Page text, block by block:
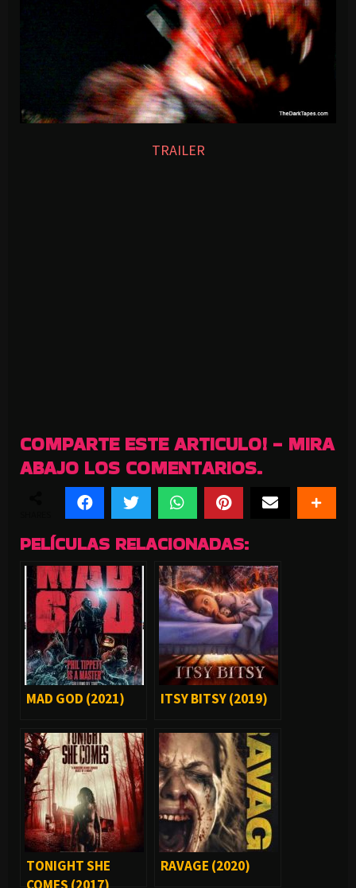
TRAILER
COMPARTE ESTE ARTICULO! - MIRA
ABAJO LOS COMENTARIOS.
PELÍCULAS RELACIONADAS:
MAD GOD (2021) ITSY BITSY (2019)
TONIGHT SHE
RAVAGE (2020)